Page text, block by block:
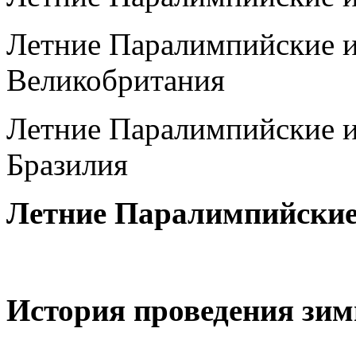
Летние Паралимпийские
Великобритания
Летние Паралимпийские
Бразилия
Летние
История проведения